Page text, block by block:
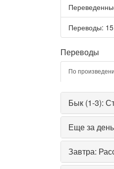
Переводы: 15
Переводы
По
Бык (1-3):
Еще за
Завтра: